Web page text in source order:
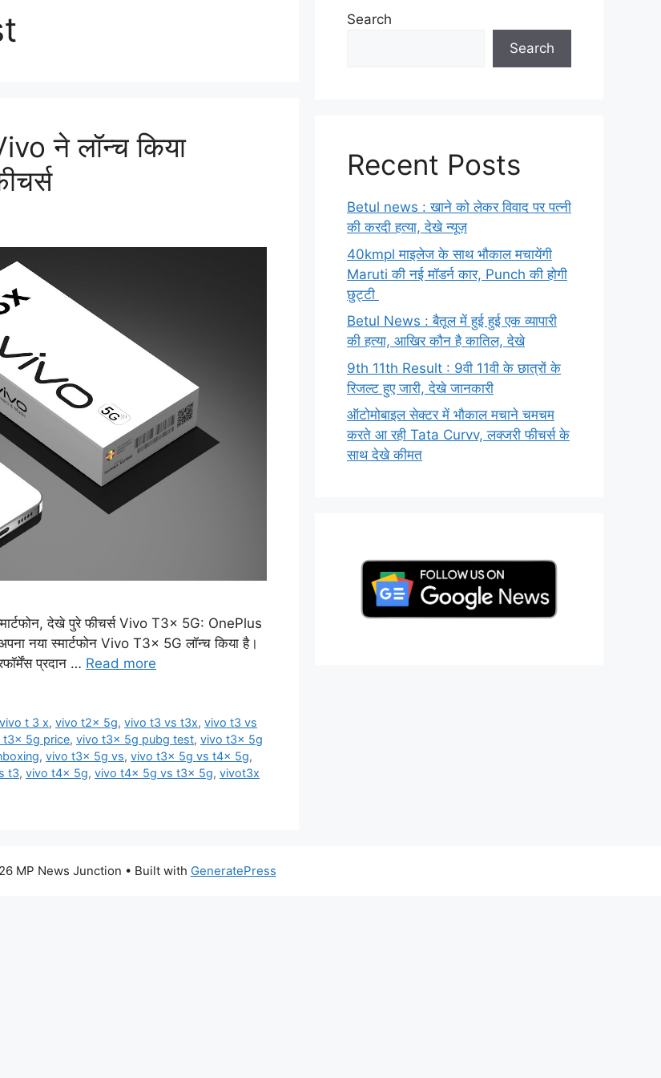
ने लॉन्च किया
देखे पुरे फीचर्स Vivo T3x 5G: OnePlus
नया स्मार्टफोन Vivo T3x 5G लॉन्च किया है।
प्रदान … Read more
vivo t 3 x,vivo t2x 5g,vivo t3 vs t3x,vivo t3 vs
t3x 5g price, vivo t3x 5g pubg test, vivo t3x 5g
, vivo t3x 5g vs, vivo t3x 5g vs t4x 5g,
t3, vivo t4x 5g, vivo t4x 5g vs t3x 5g, vivot3x
Search
Search
Recent Posts
Betul news : खाने को लेकर विवाद पर पत्नी
की करदी हत्या, देखे न्यूज़
40kmpl माइलेज के साथ भौकाल मचायेंगी
Maruti की नई मॉडर्न कार, Punch की होगी
छुट्टी
Betul News : बैतूल में हुई हुई एक व्यापारी
की हत्या, आखिर कौन है कातिल, देखे
9th 11th Result : 9वी 11वी के छात्रों के
रिजल्ट हुए जारी, देखे जानकारी
ऑटोमोबाइल सेक्टर में भौकाल मचाने चमचम
करते आ रही Tata Curvv, लक्जरी फीचर्स के
साथ देखे कीमत
MP News Junction • Built with GeneratePress